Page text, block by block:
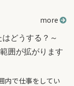
more
どうする？～
囲が拡がります
内で仕事をしてい